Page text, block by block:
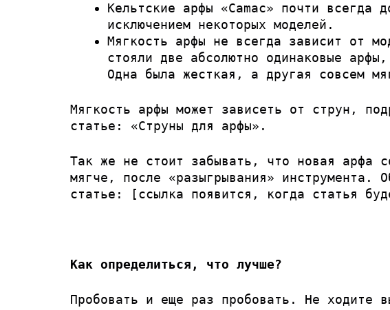
Кельтские арфы «Camac» почти всегда
исключением некоторых моделей.
Мягкость арфы не всегда зависит от
стояли две абсолютно одинаковые
Одна была жесткая, а другая совсем
Мягкость арфы может зависеть от струн,
статье: «Струны для арфы» .
Так же не стоит забывать, что новая арфа
мягче, после «разыгрывания» инструмента.
статье: [ссылка появится, когда статья
Как определиться, что лучше?
Пробовать и еще раз пробовать. Не ходите